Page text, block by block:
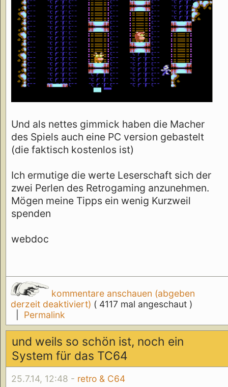
Und als nettes gimmick haben die Macher
des Spiels auch eine PC version gebastelt
(die faktisch kostenlos ist)
Ich ermutige die werte Leserschaft sich der
zwei Perlen des Retrogaming anzunehmen.
Mögen meine Tipps ein wenig Kurzweil
spenden
webdoc
kommentare anschauen (abgeben
derzeit deaktiviert) ( 4117 mal angeschaut )
Permalink
und weils so schön ist, noch ein
System für das TC64
25.7.14, 12:48 - retro & C64